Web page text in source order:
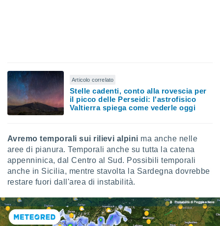
dei
il
o la
di
Articolo correlato
Stelle cadenti, conto alla rovescia per
il picco delle Perseidi: l'astrofisico
Valtierra spiega come vederle oggi
Avremo temporali sui rilievi alpini ma anche nelle
aree di pianura. Temporali anche su tutta la catena
appenninica, dal Centro al Sud. Possibili temporali
anche in Sicilia, mentre stavolta la Sardegna dovrebbe
restare fuori dall'area di instabilità.